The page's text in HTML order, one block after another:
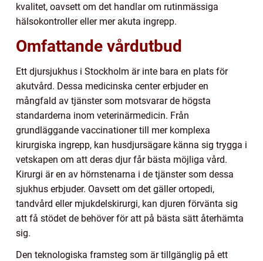
kvalitet, oavsett om det handlar om rutinmässiga
hälsokontroller eller mer akuta ingrepp.
Omfattande vårdutbud
Ett djursjukhus i Stockholm är inte bara en plats för
akutvård. Dessa medicinska center erbjuder en
mångfald av tjänster som motsvarar de högsta
standarderna inom veterinärmedicin. Från
grundläggande vaccinationer till mer komplexa
kirurgiska ingrepp, kan husdjursägare känna sig trygga i
vetskapen om att deras djur får bästa möjliga vård.
Kirurgi är en av hörnstenarna i de tjänster som dessa
sjukhus erbjuder. Oavsett om det gäller ortopedi,
tandvård eller mjukdelskirurgi, kan djuren förvänta sig
att få stödet de behöver för att på bästa sätt återhämta
sig.
Den teknologiska framsteg som är tillgänglig på ett